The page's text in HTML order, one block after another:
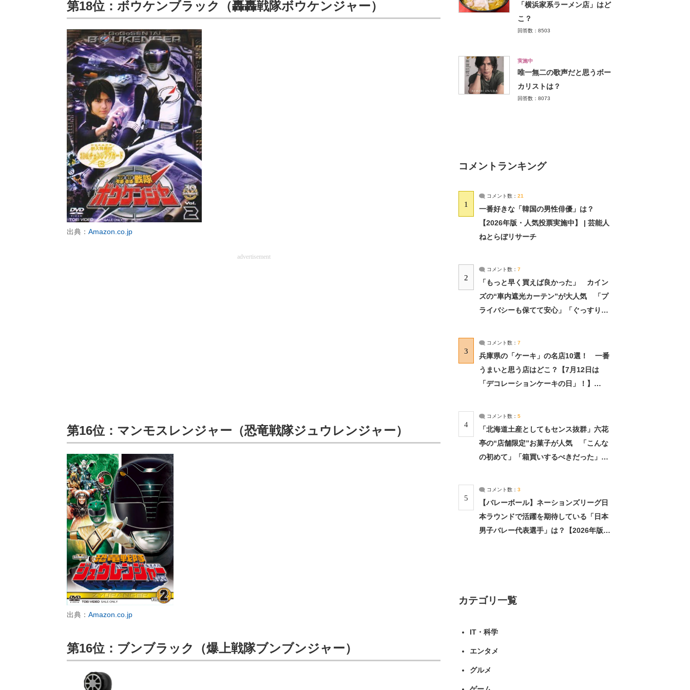
第18位：ボウケンブラック（轟轟戦隊ボウケンジャー）
出典： Amazon.co.jp
advertisement
第16位：マンモスレンジャー（恐竜戦隊ジュウレンジャー）
出典： Amazon.co.jp
第16位：ブンブラック（爆上戦隊ブンブンジャー）
「横浜家系ラーメン店」はど
こ？
回答数：8503
実施中
唯一無二の歌声だと思うボー
カリストは？
回答数：8073
コメントランキング
1
コメント数： 21
一番好きな「韓国の男性俳優」は？
【2026年版・人気投票実施中】 | 芸能人
ねとらぼリサーチ
2
コメント数： 7
「もっと早く買えば良かった」 カイン
ズの“車内遮光カーテン”が大人気 「プ
ライバシーも保てて安心」「ぐっすり眠
3
コメント数： 7
兵庫県の「ケーキ」の名店10選！ 一番
うまいと思う店はどこ？【7月12日は
「デコレーションケーキの日」！】
4
コメント数： 5
「北海道土産としてもセンス抜群」六花
亭の“店舗限定”お菓子が人気 「こんな
の初めて」「箱買いするべきだった」
5
コメント数： 3
【バレーボール】ネーションズリーグ日
本ラウンドで活躍を期待している「日本
男子バレー代表選手」は？【2026年版・
カテゴリ一覧
IT・科学
エンタメ
グルメ